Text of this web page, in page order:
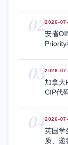
022026-
安省
032026-
加拿大
CIP代
042026-
英国学
质、